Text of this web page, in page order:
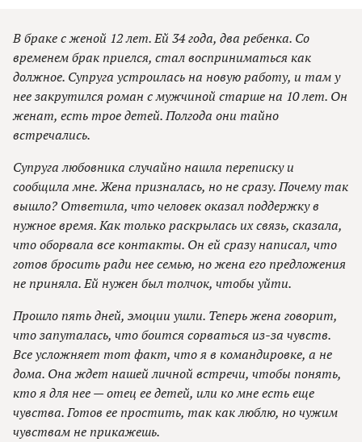
В браке с женой 12 лет. Ей 34 года, два ребенка. Со
временем брак приелся, стал восприниматься как
должное. Супруга устроилась на новую работу, и там у
нее закрутился роман с мужчиной старше на 10 лет. Он
женат, есть трое детей. Полгода они тайно
встречались.
Супруга любовника случайно нашла переписку и
сообщила мне. Жена призналась, но не сразу. Почему так
вышло? Ответила, что человек оказал поддержку в
нужное время. Как только раскрылась их связь, сказала,
что оборвала все контакты. Он ей сразу написал, что
готов бросить ради нее семью, но жена его предложения
не приняла. Ей нужен был толчок, чтобы уйти.
Прошло пять дней, эмоции ушли. Теперь жена говорит,
что запуталась, что боится сорваться из-за чувств.
Все усложняет тот факт, что я в командировке, а не
дома. Она ждет нашей личной встречи, чтобы понять,
кто я для нее — отец ее детей, или ко мне есть еще
чувства. Готов ее простить, так как люблю, но чужим
чувствам не прикажешь.